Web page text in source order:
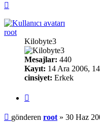
root
Kilobyte3
Mesajlar: 440
Kayıt: 14 Ara 2006,
cinsiyet: Erkek
Mesaj
gönderen root » 30 Haz